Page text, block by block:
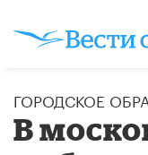
ГОРОДСКОЕ
В